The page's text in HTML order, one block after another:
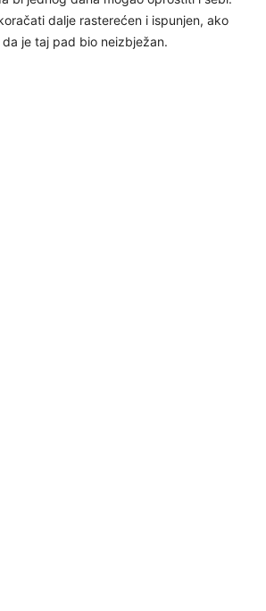
dalje rasterećen i ispunjen, ako
je taj pad bio neizbježan.